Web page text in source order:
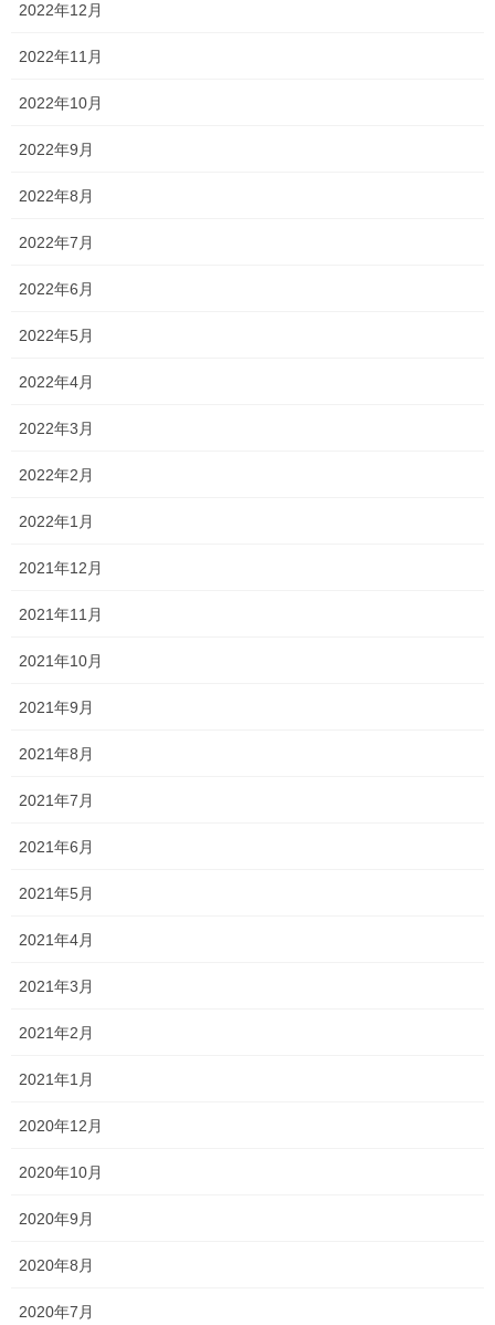
一個ではないんだ
でも
まだあるんですよ
2022年12月
2022年11月
2022年10月
2022年9月
2022年8月
2022年7月
2022年6月
2022年5月
2022年4月
2022年3月
2022年2月
2022年1月
2021年12月
2021年11月
2021年10月
2021年9月
2021年8月
2021年7月
2021年6月
2021年5月
2021年4月
2021年3月
2021年2月
2021年1月
2020年12月
2020年10月
2020年9月
2020年8月
2020年7月